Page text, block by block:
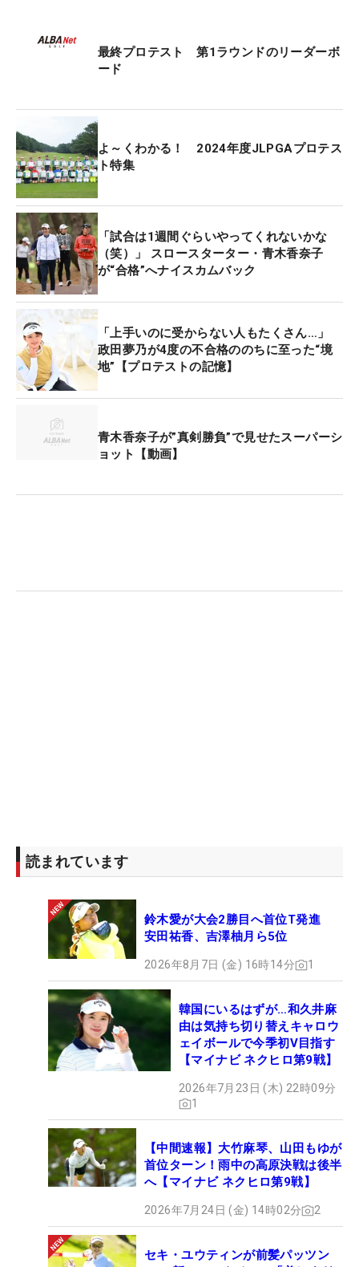
は3オーバー・51位タイ。ツアー2勝の鍋島海良は6
オーバー・82位での滑り出しとなった。
行われ、20位タイまでに入った選手が合格となる。
昨年は政田夢乃ら5人がネクストヒロインから合格
を果たした。
【初日の結果】
1位T：都玲華（-2）
10位T：青木香奈子、横山珠々奈（0）
22位T：山口すず夏、古家翔香、早川夏未、金城茉
奈（+1）
36位T：水木春花、平塚新夢、和久井麻由（+2）
51位T：手束雅、久世夏乃香、森田就子、今西さく
ら、古賀妃（+3）
70位T：井手絵愛里（+4）
82位T：鍋島海良（+6）
94位T：小林京加（+8）
最終プロテスト 第1ラウンドのリーダーボ
ード
よ～くわかる！ 2024年度JLPGAプロテス
ト特集
「試合は1週間ぐらいやってくれないかな
（笑）」 スロースターター・青木香奈子
が“合格”へナイスカムバック
「上手いのに受からない人もたくさん…」
政田夢乃が4度の不合格ののちに至った“境
地”【プロテストの記憶】
青木香奈子が”真剣勝負”で見せたスーパーシ
ョット【動画】
読まれています
鈴木愛が大会2勝目へ首位T発進
安田祐香、吉澤柚月ら5位
2026年8月7日 (金) 16時14分 1
韓国にいるはずが…和久井麻
由は気持ち切り替えキャロウ
ェイボールで今季初V目指す
【マイナビ ネクヒロ第9戦】
2026年7月23日 (木) 22時09分
1
【中間速報】大竹麻琴、山田もゆが
首位ターン！雨中の高原決戦は後半
へ【マイナビ ネクヒロ第9戦】
2026年7月24日 (金) 14時02分 2
セキ・ユウティンが前髪パッツン